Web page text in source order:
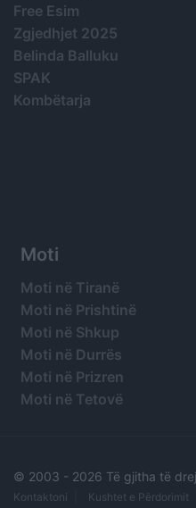
Free Esim
Zgjedhjet 2025
Belinda Balluku
SPAK
Kombëtarja
Moti
Moti në Tiranë
Moti në Prishtinë
Moti në Shkup
Moti në Durrës
Moti në Prizren
Moti në Tetovë
© 2003 - 2026 Të gjitha të
Kontaktoni Kushtet e Përdorimit